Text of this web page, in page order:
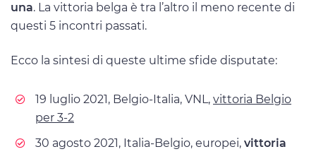
una. La vittoria belga è tra l’altro il meno recente di
questi 5 incontri passati.
Ecco la sintesi di queste ultime sfide disputate:
19 luglio 2021, Belgio-Italia, VNL, vittoria Belgio
per 3-2
30 agosto 2021, Italia-Belgio, europei, vittoria